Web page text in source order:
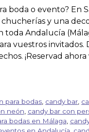
boda o evento? En
y una
toda Andalucía
vuestros invitados.
¡Reservad
para bodas candy bar
neón candy bar con
bodas en Málaga